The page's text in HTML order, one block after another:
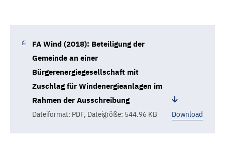
FA Wind (2018): Beteiligung der
Gemeinde an einer
Bürgerenergiegesellschaft mit
Zuschlag für Windenergieanlagen im
Rahmen der Ausschreibung
Dateiformat: PDF, Dateigröße: 544.96 KB Download